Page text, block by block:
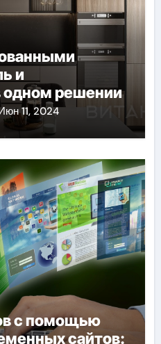
и
одном решении
11, 2024
с помощью
сайтов: